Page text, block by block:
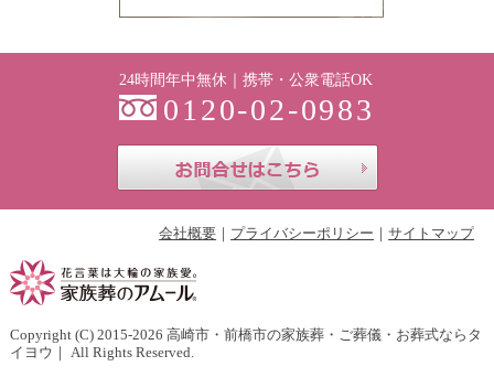
24時間年中無休｜携帯・公衆電話OK
0120-02-0983
会社概要 プライバシーポリシー サイトマップ
Copyright (C) 2015-2026 高崎市・前橋市の家族葬・ご葬儀・お葬式ならタ
イヨウ ｜ All Rights Reserved.